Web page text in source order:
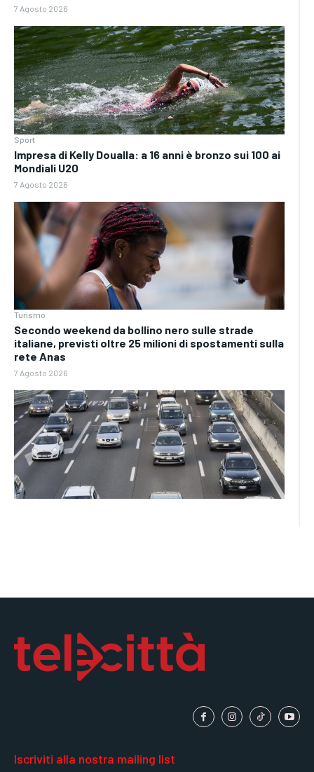
7 Agosto 2026
Sport
Impresa di Kelly Doualla: a 16 anni è bronzo sui 100 ai
Mondiali U20
7 Agosto 2026
Turismo
Secondo weekend da bollino nero sulle strade
italiane, previsti oltre 25 milioni di spostamenti sulla
rete Anas
7 Agosto 2026
Iscriviti alla nostra mailing list